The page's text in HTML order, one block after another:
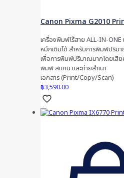
Canon Pixma G2010
เครื่องพิมพ์ไร้สาย ALL-IN-
หมึกเติมได้ สำหรับการพิมพ์ปริม
เพื่อการพิมพ์ปริมาณมากโดยเสีย
พิมพ์ สแกน และถ่ายสำเนา
เอกสาร (Print/Copy/Scan)
฿3,590.00